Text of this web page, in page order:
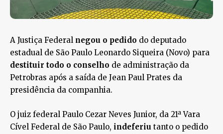
A Justiça Federal negou o pedido do deputado
estadual de São Paulo Leonardo Siqueira (Novo) para
destituir todo o conselho de administração da
Petrobras após a saída de Jean Paul Prates da
presidência da companhia.
O juiz federal Paulo Cezar Neves Junior, da 21ª Vara
Cível Federal de São Paulo, indeferiu tanto o pedido